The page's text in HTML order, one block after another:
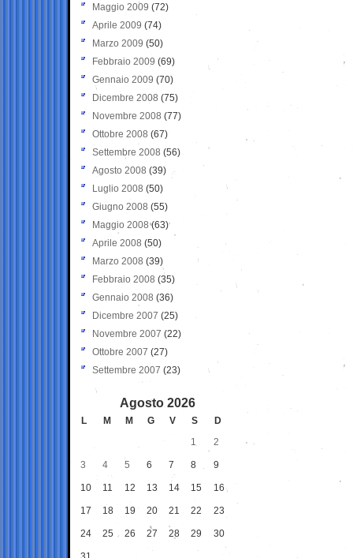
Maggio 2009 (72)
Aprile 2009 (74)
Marzo 2009 (50)
Febbraio 2009 (69)
Gennaio 2009 (70)
Dicembre 2008 (75)
Novembre 2008 (77)
Ottobre 2008 (67)
Settembre 2008 (56)
Agosto 2008 (39)
Luglio 2008 (50)
Giugno 2008 (55)
Maggio 2008(63)
Aprile 2008 (50)
Marzo 2008 (39)
Febbraio 2008 (35)
Gennaio 2008 (36)
Dicembre 2007 (25)
Novembre 2007 (22)
Ottobre 2007 (27)
Settembre 2007 (23)
Agosto 2026
L M M G V S
D
1
2
3 4 5 6 7 8 9
10 11 12 13 14 15 16
17 18 19 20 21 22 23
24 25 26 27 28 29 30